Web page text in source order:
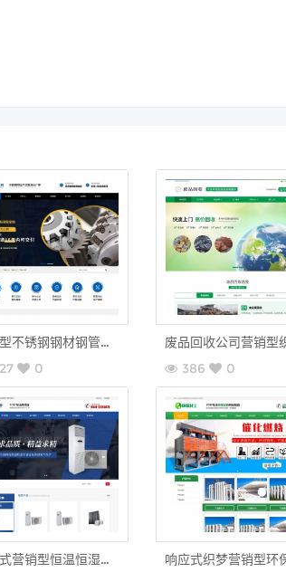
营销型不锈钢钢材钢管公司织梦模板网站源码（手机站+分站）
0 386 0
响应式营销型恒温恒湿机环境设备类网站织梦模板(自适应手机端)